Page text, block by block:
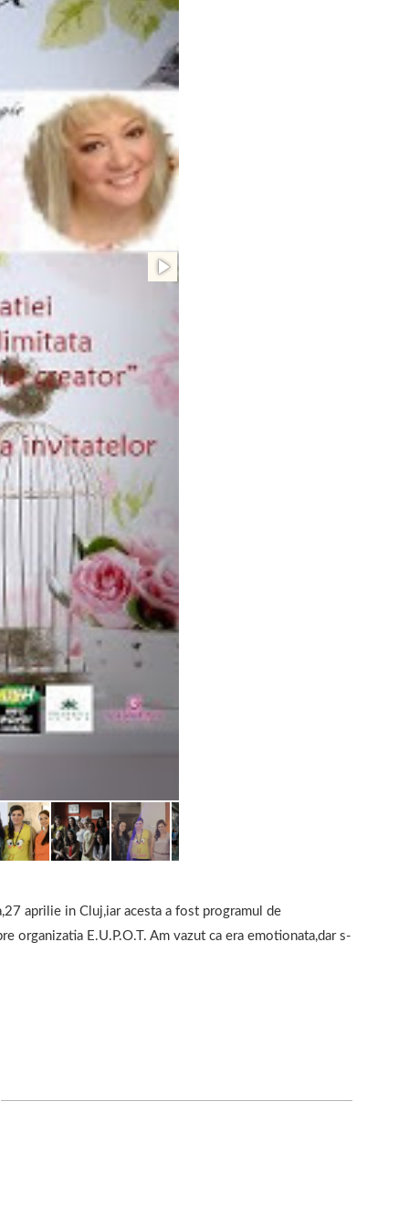
aprilie in Cluj,iar acesta a fost programul de
organizatia E.U.P.O.T. Am vazut ca era emotionata,dar s-